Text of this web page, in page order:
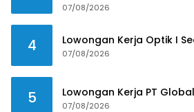
07/08/2026
4 Lowongan Kerja Optik I
07/08/2026
5 Lowongan Kerja PT
07/08/2026